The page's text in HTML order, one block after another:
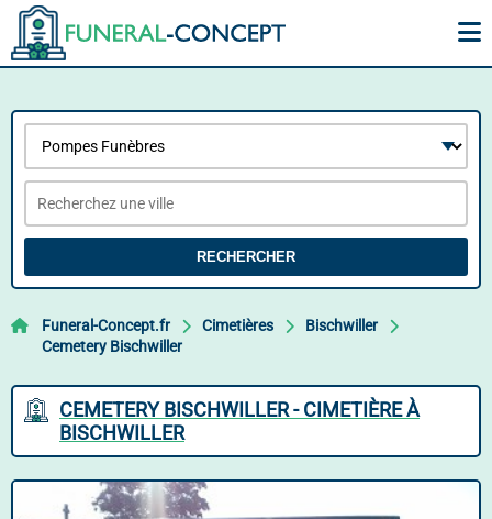
RECHERCHER
Funeral-Concept.fr Cimetières
Bischwiller
Cemetery Bischwiller
CEMETERY BISCHWILLER - CIMETIÈRE À
BISCHWILLER